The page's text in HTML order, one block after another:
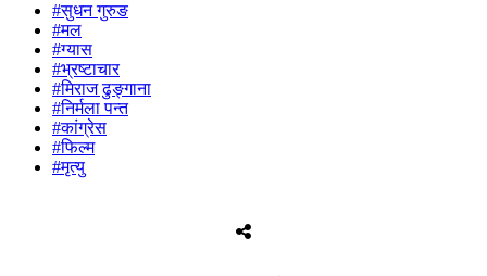
#सुधन गुरुङ
#मल
#ग्यास
#भ्रष्टाचार
#मिराज ढुङ्गाना
#निर्मला पन्त
#कांग्रेस
#फिल्म
#मृत्यु